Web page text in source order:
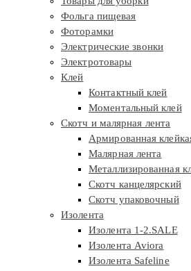
Фольга пищевая
Фоторамки
Электрические звонки
Электротовары
Клей
Контактный клей
Моментальный клей
Скотч и малярная лента
Армированная
Малярная лента
Металлизированная
Скотч канцелярский
Скотч упаковочный
Изолента
Изолента 1-2.SALE
Изолента Aviora
Изолента Safeline